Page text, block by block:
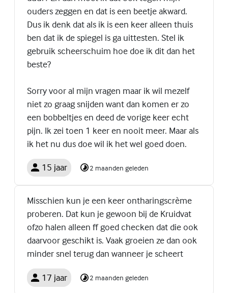
ouders zeggen en dat is een beetje akward.
Dus ik denk dat als ik is een keer alleen thuis
ben dat ik de spiegel is ga uittesten. Stel ik
gebruik scheerschuim hoe doe ik dit dan het
beste?
Sorry voor al mijn vragen maar ik wil mezelf
niet zo graag snijden want dan komen er zo
een bobbeltjes en deed de vorige keer echt
pijn. Ik zei toen 1 keer en nooit meer. Maar als
ik het nu dus doe wil ik het wel goed doen.
15 jaar 2 maanden geleden
Misschien kun je een keer ontharingscrème
proberen. Dat kun je gewoon bij de Kruidvat
ofzo halen alleen ff goed checken dat die ook
daarvoor geschikt is. Vaak groeien ze dan ook
minder snel terug dan wanneer je scheert
17 jaar 2 maanden geleden